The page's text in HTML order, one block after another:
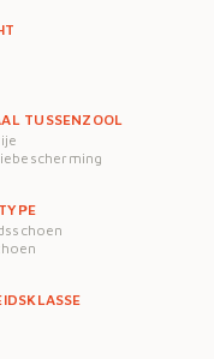
TUSSENZOOL